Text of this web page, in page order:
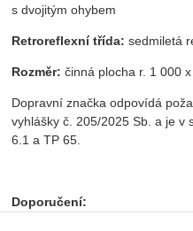
s dvojitým ohybem
Retroreflexní třída: sedmiletá
Rozměr: činná plocha r. 1 000
Dopravní značka odpovídá
vyhlášky č. 205/2025 Sb. a je v
6.1 a TP 65.
Doporučení: